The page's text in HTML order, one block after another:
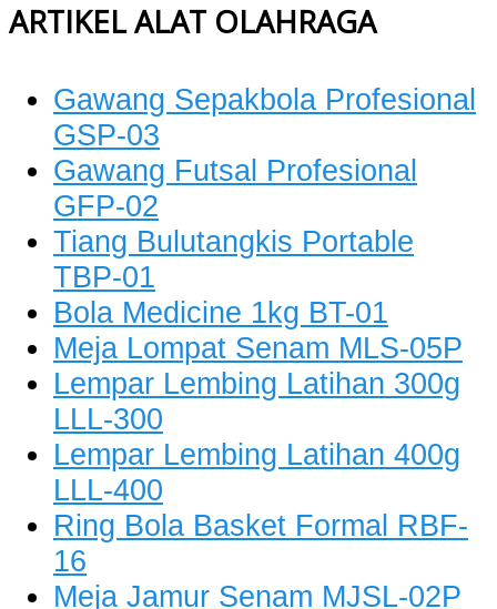
ARTIKEL ALAT OLAHRAGA
Gawang Sepakbola Profesional
GSP-03
Gawang Futsal Profesional
GFP-02
Tiang Bulutangkis Portable
TBP-01
Bola Medicine 1kg BT-01
Meja Lompat Senam MLS-05P
Lempar Lembing Latihan 300g
LLL-300
Lempar Lembing Latihan 400g
LLL-400
Ring Bola Basket Formal RBF-
16
Meja Jamur Senam MJSL-02P